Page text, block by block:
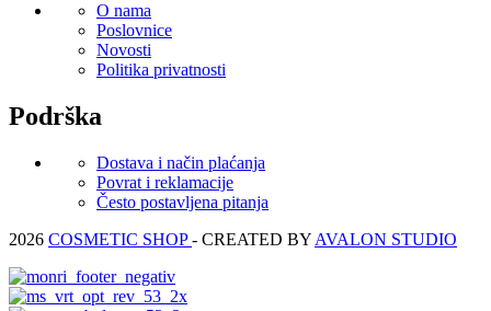
O nama
Poslovnice
Novosti
Politika privatnosti
Podrška
Dostava i način plaćanja
Povrat i reklamacije
Često postavljena pitanja
2026 COSMETIC SHOP- CREATED BY AVALON STUDIO